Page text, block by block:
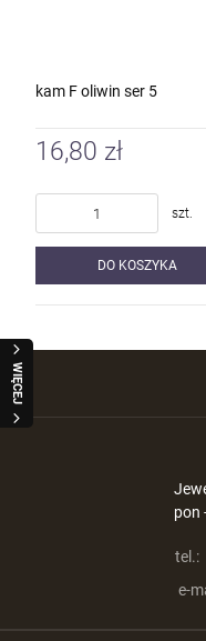
WIĘCEJ
kam F oliwin ser 5
16,80 zł
szt.
DO KOSZYKA
pon
tel.:
e-